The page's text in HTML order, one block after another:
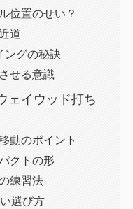
位置のせい？
道
ングの秘訣
せる意識
ェイウッド打ち
動のポイント
クトの形
練習法
選び方